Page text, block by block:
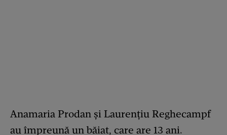
Anamaria Prodan și Laurențiu Reghecampf
au împreună un băiat, care are 13 ani.